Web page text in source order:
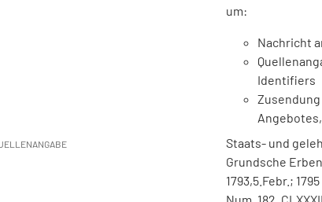
um:
Nachricht
Identifiers
Staats- und
Grundsche
1793,5.Febr.;